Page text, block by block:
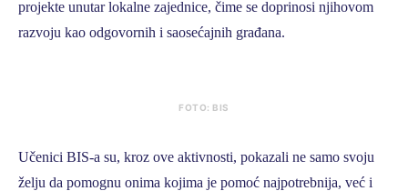
projekte unutar lokalne zajednice, čime se doprinosi njihovom
razvoju kao odgovornih i saosećajnih građana.
FOTO: BIS
Učenici BIS-a su, kroz ove aktivnosti, pokazali ne samo svoju
želju da pomognu onima kojima je pomoć najpotrebnija, već i